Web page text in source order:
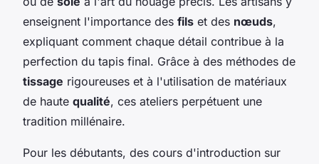
enseignent l'importance des fils et des nœuds,
expliquant comment chaque détail contribue à la
perfection du tapis final. Grâce à des méthodes de
tissage rigoureuses et à l'utilisation de matériaux
de haute qualité, ces ateliers perpétuent une
tradition millénaire.
Pour les débutants, des cours d'introduction sur